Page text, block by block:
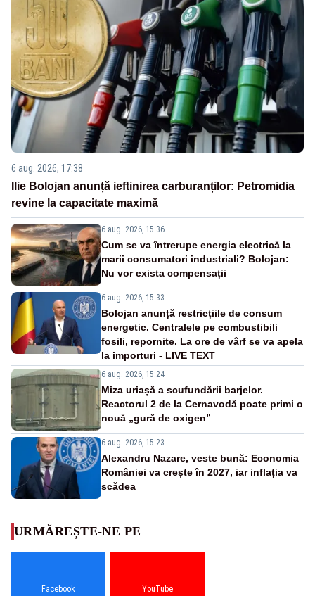
6 aug. 2026, 17:38
Ilie Bolojan anunță ieftinirea carburanților: Petromidia
revine la capacitate maximă
6 aug. 2026, 15:36
Cum se va întrerupe energia electrică la
marii consumatori industriali? Bolojan:
Nu vor exista compensații
6 aug. 2026, 15:33
Bolojan anunță restricțiile de consum
energetic. Centralele pe combustibili
fosili, repornite. La ore de vârf se va apela
la importuri - LIVE TEXT
6 aug. 2026, 15:24
Miza uriașă a scufundării barjelor.
Reactorul 2 de la Cernavodă poate primi o
nouă „gură de oxigen”
6 aug. 2026, 15:23
Alexandru Nazare, veste bună: Economia
României va crește în 2027, iar inflația va
scădea
URMĂREȘTE-NE PE
Facebook YouTube